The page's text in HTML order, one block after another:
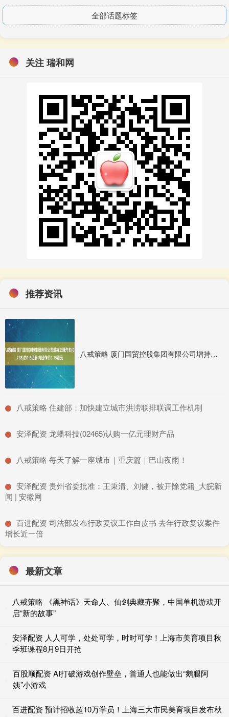
全部话题标签
关注 瑞和网
推荐资讯
八戒策略 厦门国贸控股集团有限公司增持正通汽车(01728)约1.6亿股 每股作价0.15港元
​八戒策略 住建部：加快建立城市洪涝联排联调工作机制
​安泽配资 龙蟠科技(02465)认购一亿元理财产品
​八戒策略 每天了解一座城市｜重庆篇｜巴山夜雨！
​安泽配资 贵州省委批准：王秉清、刘健，被开除党籍_大皖新
闻 | 安徽网
​百进配资 司法部发布行政复议工作白皮书 去年行政复议案件
增长近一倍
最新文章
八戒策略 《黑神话》天命人、仙剑典藏齐聚，中国单机游戏开
启“新的故事”
安泽配资 人人可学，处处可学，时时可学！上海市美育项目秋
季班课程8月9日开抢
百股顺配资 AI打破游戏创作壁垒，普通人也能做出“鹅腿阿
姨”小游戏
百进配资 预计招收超10万学员！上海三大市民美育项目发布秋